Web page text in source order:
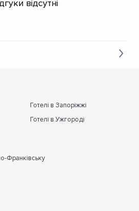
відсутні
Готелі в Запоріжжі
Готелі в Ужгороді
Франківську